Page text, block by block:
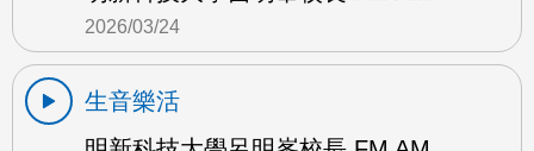
2026/03/24
生音樂活